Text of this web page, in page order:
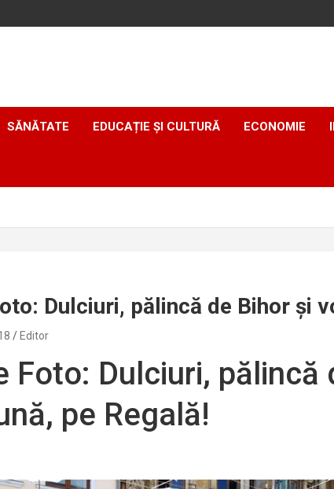
SĂNĂTATE EDUCAȚIE ȘI CULTURĂ ECONOMIE
Dulciuri, pălincă de Bihor și
Editor
Foto: Dulciuri, pălincă
pe Regală!